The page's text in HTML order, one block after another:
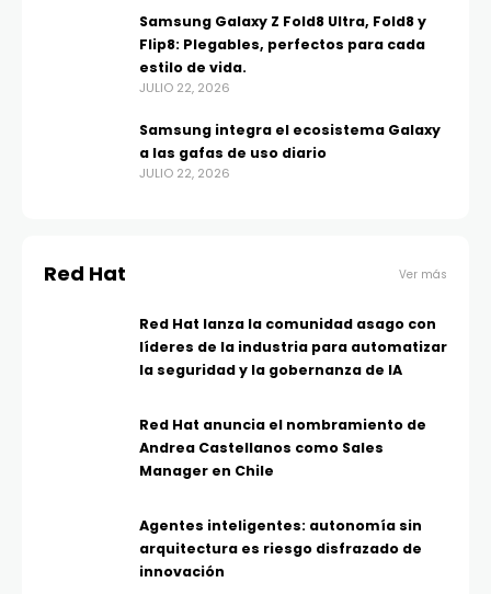
Samsung Galaxy Z Fold8 Ultra, Fold8 y
Flip8: Plegables, perfectos para cada
estilo de vida.
JULIO 22, 2026
Samsung integra el ecosistema Galaxy
a las gafas de uso diario
JULIO 22, 2026
Red Hat Ver más
Red Hat lanza la comunidad asago con
líderes de la industria para automatizar
la seguridad y la gobernanza de IA
Red Hat anuncia el nombramiento de
Andrea Castellanos como Sales
Manager en Chile
Agentes inteligentes: autonomía sin
arquitectura es riesgo disfrazado de
innovación